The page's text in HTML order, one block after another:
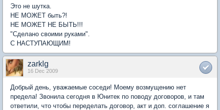
Это не шутка.
НЕ МОЖЕТ быть?!
НЕ МОЖЕТ НЕ БЫТЬ!!!
"Сделано своими руками".
С НАСТУПАЮЩИМ!
zarklg
16 Dec 2009
Добрый день, уважаемые соседи! Моему возмущению нет
предела! Звонила сегодня в Юнитек по поводу договоров, и там
ответили, что чтобы переделать договор, акт и доп. соглашение я